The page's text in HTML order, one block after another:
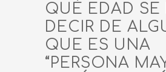
QUÉ EDAD SE
DECIR DE
QUE ES UNA
“PERSONA